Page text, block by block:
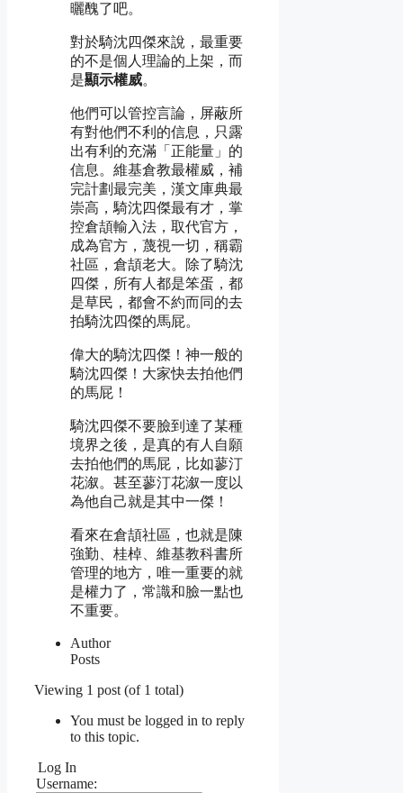
曬醜了吧。
對於騎沈四傑來說，最重要
的不是個人理論的上架，而
是顯示權威。
他們可以管控言論，屏蔽所
有對他們不利的信息，只露
出有利的充滿「正能量」的
信息。維基倉教最權威，補
完計劃最完美，漢文庫典最
崇高，騎沈四傑最有才，掌
控倉頡輸入法，取代官方，
成為官方，蔑視一切，稱霸
社區，倉頡老大。除了騎沈
四傑，所有人都是笨蛋，都
是草民，都會不約而同的去
拍騎沈四傑的馬屁。
偉大的騎沈四傑！神一般的
騎沈四傑！大家快去拍他們
的馬屁！
騎沈四傑不要臉到達了某種
境界之後，是真的有人自願
去拍他們的馬屁，比如蓼汀
花溆。甚至蓼汀花溆一度以
為他自己就是其中一傑！
看來在倉頡社區，也就是陳
強勤、桂棹、維基教科書所
管理的地方，唯一重要的就
是權力了，常識和臉一點也
不重要。
Author
Posts
Viewing 1 post (of 1 total)
You must be logged in to reply
to this topic.
Log In
Username: